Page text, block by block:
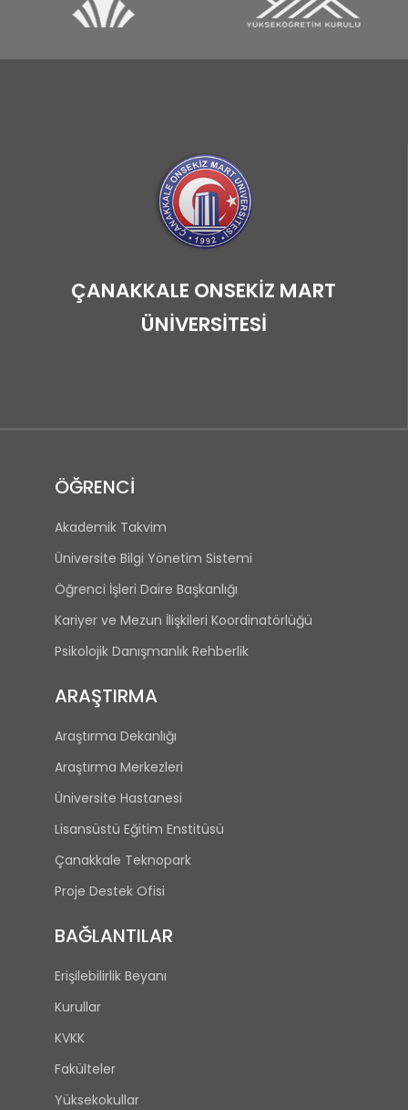
ÇANAKKALE ONSEKİZ MART
ÜNİVERSİTESİ
ÖĞRENCİ
Akademik Takvim
Üniversite Bilgi Yönetim Sistemi
Öğrenci İşleri Daire Başkanlığı
Kariyer ve Mezun İlişkileri Koordinatörlüğü
Psikolojik Danışmanlık Rehberlik
ARAŞTIRMA
Araştırma Dekanlığı
Araştırma Merkezleri
Üniversite Hastanesi
Lisansüstü Eğitim Enstitüsü
Çanakkale Teknopark
Proje Destek Ofisi
BAĞLANTILAR
Erişilebilirlik Beyanı
Kurullar
KVKK
Fakülteler
Yüksekokullar